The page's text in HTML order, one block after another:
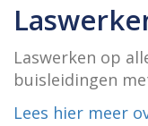
Laswerken op
buisleidingen
Lees hier meer